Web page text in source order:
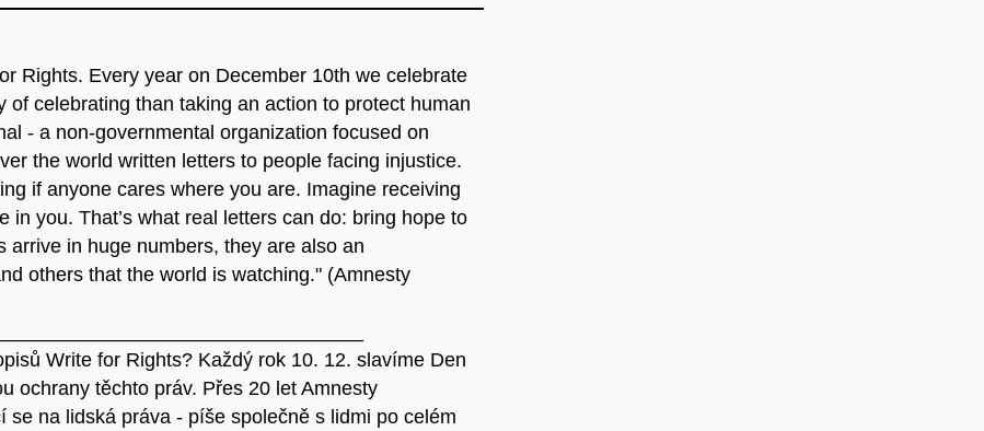
Rights. Every year on December 10th we celebrate
celebrating than taking an action to protect human
- a non-governmental organization focused on
the world written letters to people facing injustice.
if anyone cares where you are. Imagine receiving
you. That’s what real letters can do: bring hope to
in huge numbers, they are also an
others that the world is watching." (Amnesty
Write for Rights? Každý rok 10. 12. slavíme Den
ochrany těchto práv. Přes 20 let Amnesty
na lidská práva - píše společně s lidmi po celém